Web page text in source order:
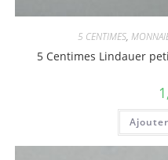
5 CENTIMES,
5 Centimes Lindauer